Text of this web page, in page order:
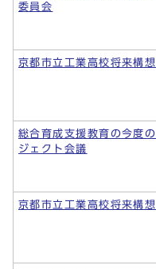
委員会
京都市立工業高校将来構
総合育成支援教育の今度
ジェクト会議
京都市立工業高校将来構